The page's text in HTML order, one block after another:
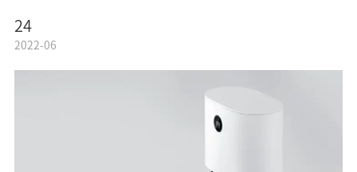
24
2022-06